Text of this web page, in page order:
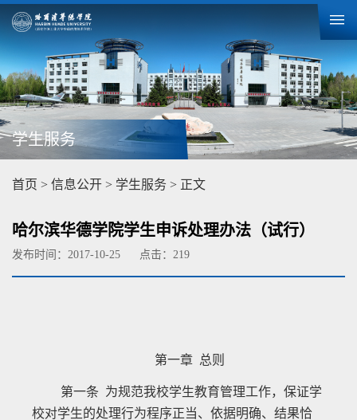
学生服务
首页 > 信息公开 > 学生服务 > 正文
哈尔滨华德学院学生申诉处理办法（试行）
发布时间：2017-10-25 点击： 219
第一章 总则
第一条 为规范我校学生教育管理工作，保证学
校对学生的处理行为程序正当、依据明确、结果恰